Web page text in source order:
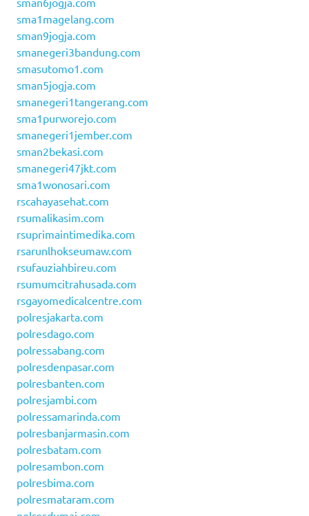
sma1magelang.com
sman9jogja.com
smanegeri3bandung.com
smasutomo1.com
sman5jogja.com
smanegeri1tangerang.com
sma1purworejo.com
smanegeri1jember.com
sman2bekasi.com
smanegeri47jkt.com
sma1wonosari.com
rscahayasehat.com
rsumalikasim.com
rsuprimaintimedika.com
rsarunlhokseumaw.com
rsufauziahbireu.com
rsumumcitrahusada.com
rsgayomedicalcentre.com
polresjakarta.com
polresdago.com
polressabang.com
polresdenpasar.com
polresbanten.com
polresjambi.com
polressamarinda.com
polresbanjarmasin.com
polresbatam.com
polresambon.com
polresbima.com
polresmataram.com